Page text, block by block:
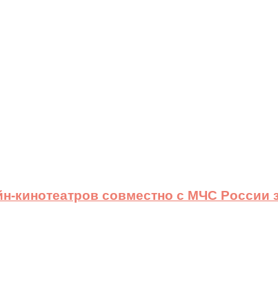
кинотеатров совместно с МЧС России